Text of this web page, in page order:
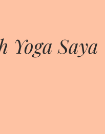
Yoga Saya